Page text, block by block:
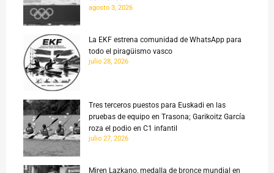
agosto 3, 2026
La EKF estrena comunidad de WhatsApp para
todo el piragüismo vasco
julio 28, 2026
Tres terceros puestos para Euskadi en las
pruebas de equipo en Trasona; Garikoitz García
roza el podio en C1 infantil
julio 27, 2026
Miren Lazkano, medalla de bronce mundial en